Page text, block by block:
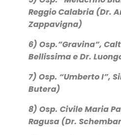
Reggio Calabria (Dr.
Zappavigna)
6) Osp.”Gravina”,
Bellissima e Dr.
7) Osp. “Umberto I”,
Butera)
8) Osp. Civile Maria
Ragusa (Dr.